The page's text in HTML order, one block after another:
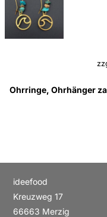
Ohrringe, Ohrhänger
ideefood
Kreuzweg 17
66663 Merzig